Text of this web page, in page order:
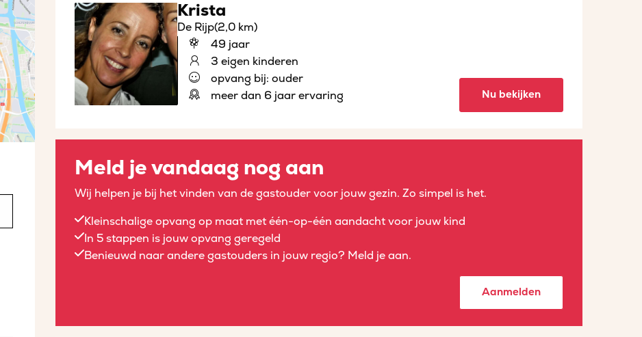
Krista
De Rijp(2,0 km)
49 jaar
3 eigen kinderen
opvang bij: ouder
meer dan 6 jaar ervaring
Nu bekijken
Meld je vandaag nog aan
Wij helpen je bij het vinden van de gastouder voor jouw gezin. Zo simpel is het.
Kleinschalige opvang op maat met één-op-één aandacht voor jouw kind
In 5 stappen is jouw opvang geregeld
Benieuwd naar andere gastouders in jouw regio? Meld je aan.
Aanmelden